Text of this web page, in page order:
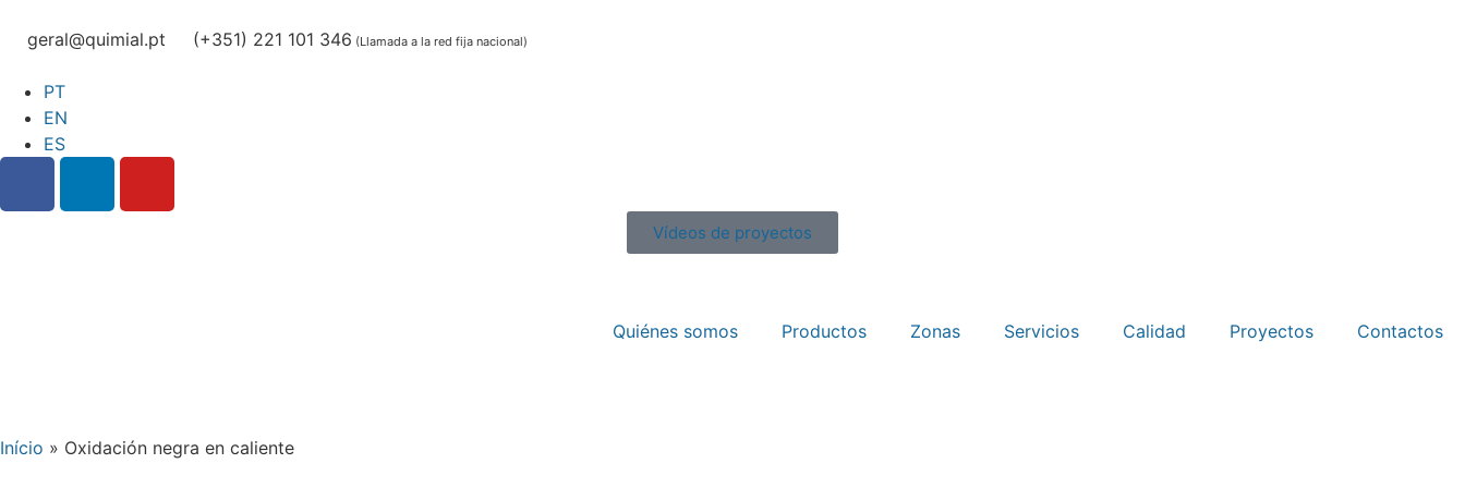
geral@quimial.pt (+351) 221 101 346 (Llamada a la red fija nacional)
PT
EN
ES
Vídeos de proyectos
Quiénes somos Productos Zonas Servicios Calidad Proyectos Contactos
Início » Oxidación negra en caliente